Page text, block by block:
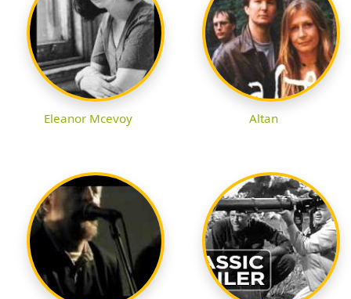
Eleanor Mcevoy Altan